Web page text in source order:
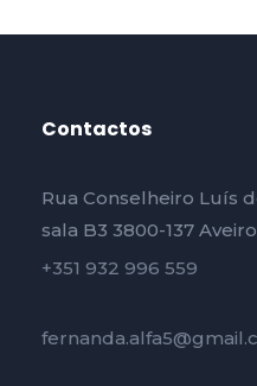
Contactos
Rua Conselheiro Luís
sala B3 3800-137 Aveiro
+351 932 996 559